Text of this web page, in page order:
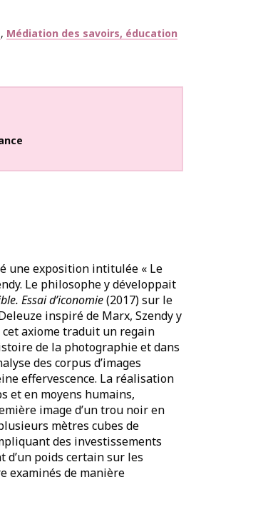
Médiation des savoirs, éducation
une exposition intitulée « Le
Le philosophe y développait
Essai d’iconomie(2017) sur le
inspiré de Marx, Szendy y
cet axiome traduit un regain
de la photographie et dans
des corpus d’images
effervescence. La réalisation
et en moyens humains,
image d’un trou noir en
mètres cubes de
des investissements
d’un poids certain sur les
examinés de manière